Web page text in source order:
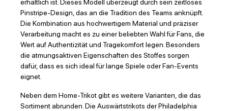
erhältlich ist. Dieses Modell überzeugt durch sein zeitloses
Pinstripe-Design, das an die Tradition des Teams anknüpft.
Die Kombination aus hochwertigem Material und präziser
Verarbeitung macht es zu einer beliebten Wahl für Fans, die
Wert auf Authentizität und Tragekomfort legen. Besonders
die atmungsaktiven Eigenschaften des Stoffes sorgen
dafür, dass es sich ideal für lange Spiele oder Fan-Events
eignet.
Neben dem Home-Trikot gibt es weitere Varianten, die das
Sortiment abrunden. Die Auswärtstrikots der Philadelphia